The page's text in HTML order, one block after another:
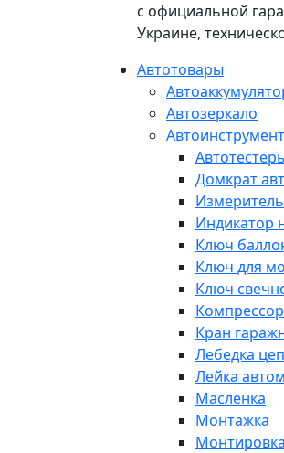
с официальной
Украине,
Автотовары
Автозеркало
Домкрат
Индикатор
Ключ
Ключ для
Ключ
Кран
Лебедка
Лейка
Масленка
Монтажка
Монтировка